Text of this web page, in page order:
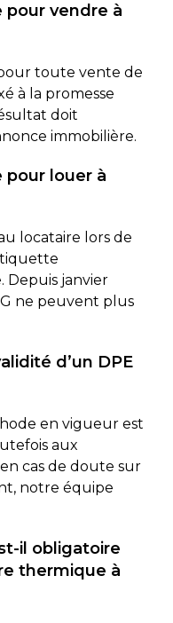
pour vendre à
toute vente de
à la promesse
doit
immobilière.
pour louer à
locataire lors de
Depuis janvier
ne peuvent plus
d’un DPE
en vigueur est
aux
cas de doute sur
notre équipe
il obligatoire
thermique à